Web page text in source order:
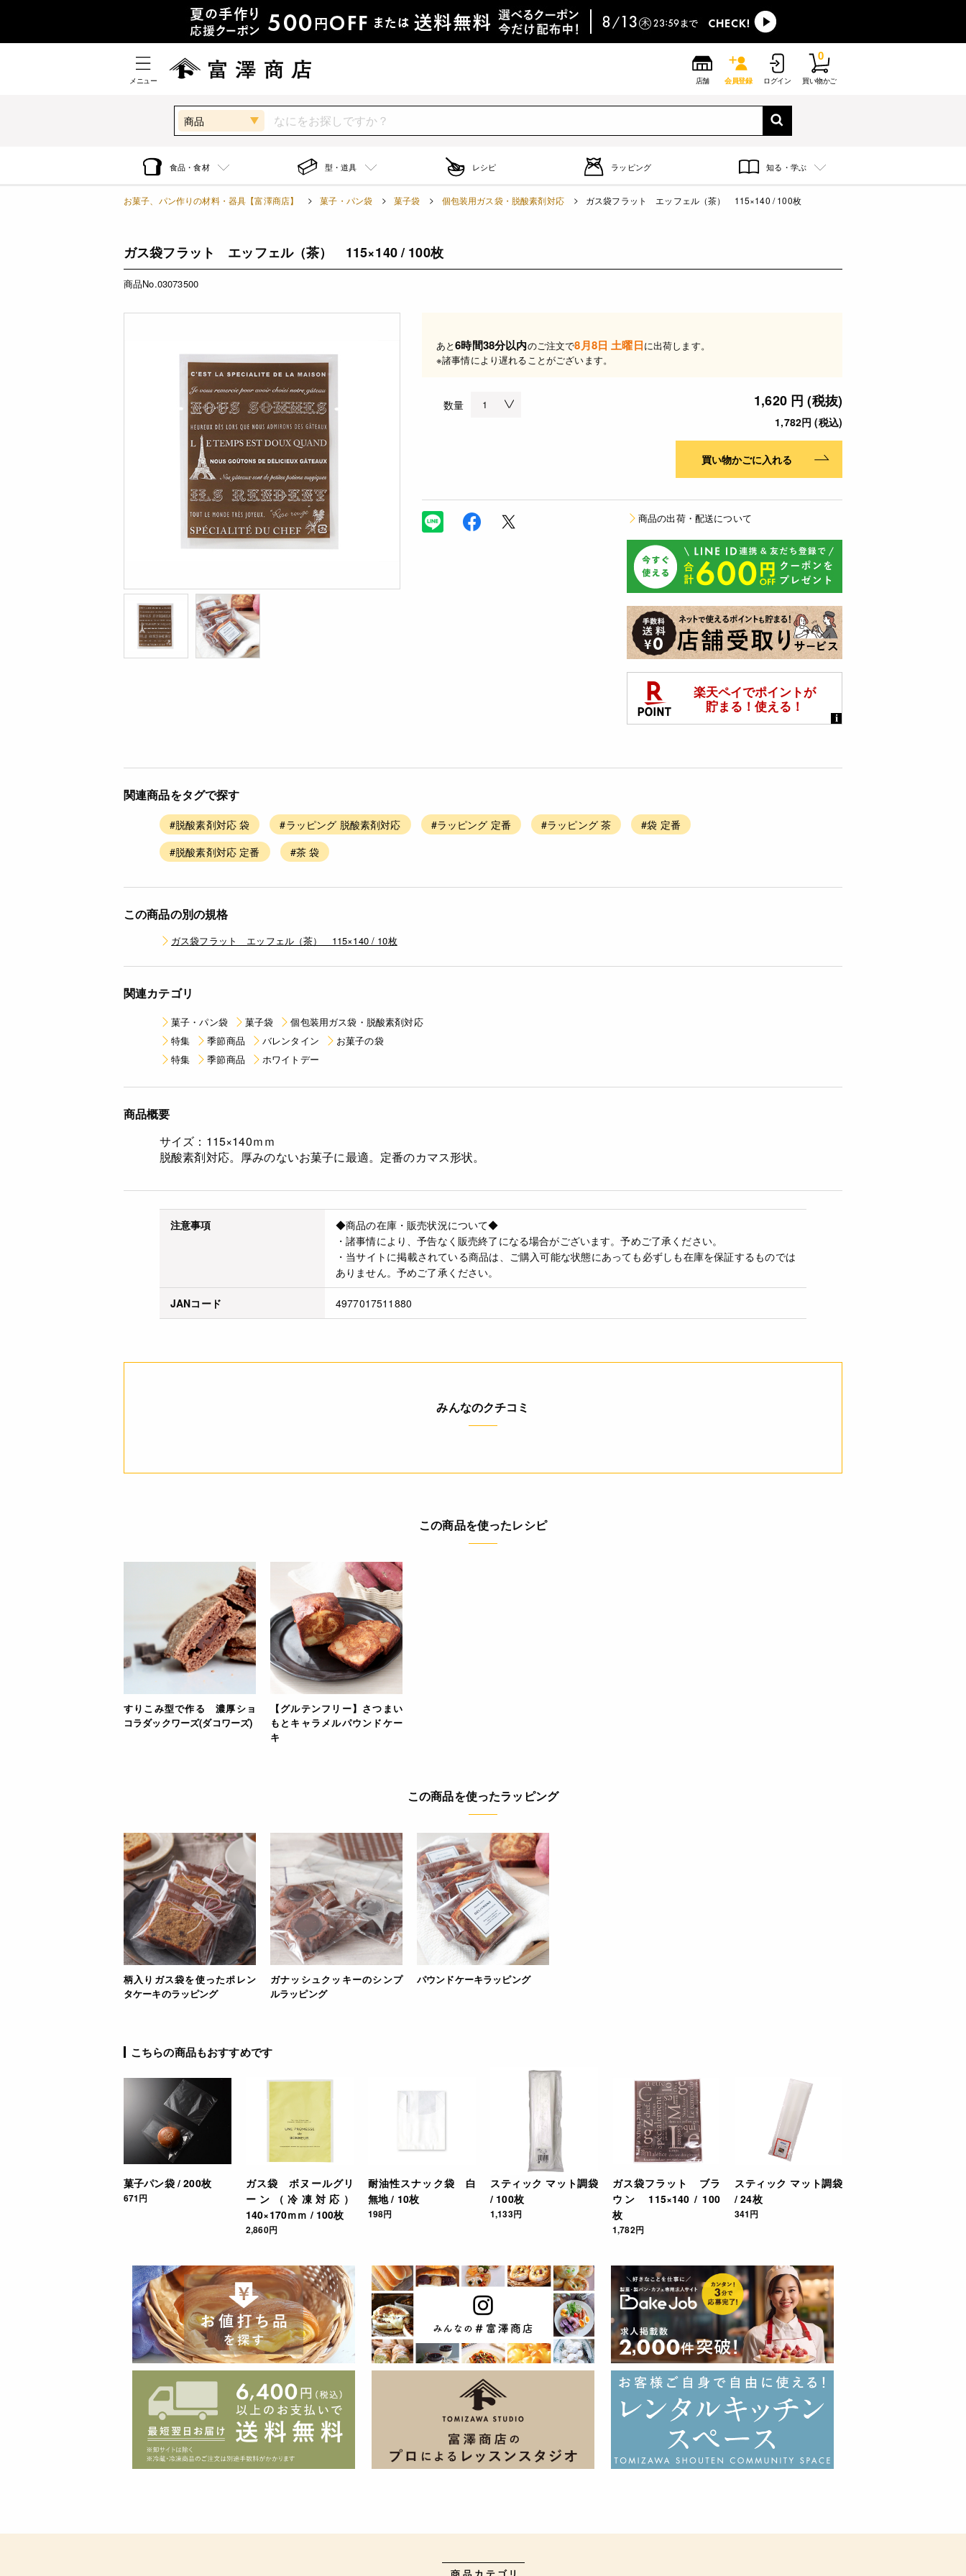
メニュー 店舗 会員登録 ログイン 買い物かご
0
商品
食品・食材 型・道具 レシピ ラッピング 知る・学ぶ
お菓子、パン作りの材料・器具【富澤商店】 菓子・パン袋 菓子袋 個包装用ガス袋・脱酸素剤対応 ガス袋フラット エッフェル（茶） 115×140 / 100枚
ガス袋フラット エッフェル（茶） 115×140 / 100枚
商品No.03073500
あと6時間38分以内のご注文で8月8日 土曜日に出荷します。
※諸事情により遅れることがございます。
数量 1,620 円 (税抜)
1,782円 (税込)
買い物かごに入れる
商品の出荷・配送について
関連商品をタグで探す
#脱酸素剤対応 袋 #ラッピング 脱酸素剤対応 #ラッピング 定番 #ラッピング 茶
#袋 定番
#脱酸素剤対応 定番
#茶 袋
この商品の別の規格
ガス袋フラット エッフェル（茶） 115×140 / 10枚
関連カテゴリ
菓子・パン袋 菓子袋
個包装用ガス袋・脱酸素剤対応
特集
季節商品 バレンタイン
お菓子の袋
特集
季節商品 ホワイトデー
商品概要
サイズ：115×140ｍｍ
脱酸素剤対応。厚みのないお菓子に最適。定番のカマス形状。
注意事項
◆商品の在庫・販売状況について◆
・諸事情により、予告なく販売終了になる場合がございます。予めご了承ください。
・当サイトに掲載されている商品は、ご購入可能な状態にあっても必ずしも在庫を保証するものでは
ありません。予めご了承ください。
JANコード 4977017511880
みんなのクチコミ
この商品を使ったレシピ
すりこみ型で作る 濃厚ショ
コラダックワーズ(ダコワーズ)
【グルテンフリー】さつまい
もとキャラメルパウンドケー
キ
この商品を使ったラッピング
柄入りガス袋を使ったポレン
タケーキのラッピング
ガナッシュクッキーのシンプ
ルラッピング
パウンドケーキラッピング
こちらの商品もおすすめです
菓子パン袋 / 200枚
671円
ガス袋 ボヌールグリ
ーン（冷凍対応）
140×170ｍｍ / 100枚
2,860円
耐油性スナック袋 白
無地 / 10枚
198円
スティック マット調袋
/ 100枚
1,133円
ガス袋フラット ブラ
ウン 115×140 / 100
枚
1,782円
スティック マット調袋
/ 24枚
341円